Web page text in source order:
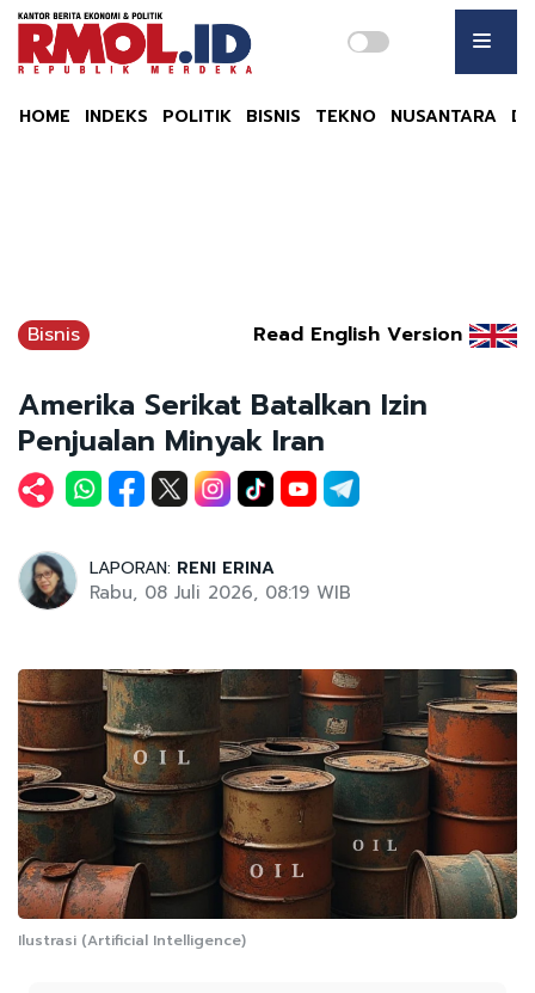
HOME INDEKS POLITIK BISNIS TEKNO NUSANTARA
Bisnis Read English Version
Amerika Serikat Batalkan Izin
Penjualan Minyak Iran
LAPORAN: RENI ERINA
Rabu, 08 Juli 2026, 08:19 WIB
Ilustrasi (Artificial Intelligence)